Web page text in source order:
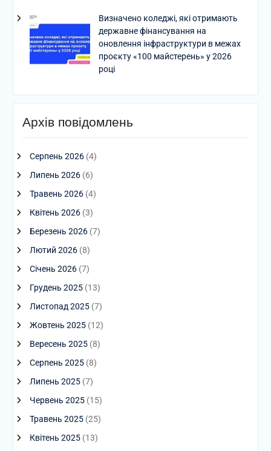
Визначено коледжі, які отримають
державне фінансування на
оновлення інфраструктури в межах
проєкту «100 майстерень» у 2026
році
Архів повідомлень
Серпень 2026(4)
Липень 2026(6)
Травень 2026(4)
Квітень 2026(3)
Березень 2026(7)
Лютий 2026(8)
Січень 2026(7)
Грудень 2025(13)
Листопад 2025(7)
Жовтень 2025(12)
Вересень 2025(8)
Серпень 2025(8)
Липень 2025(7)
Червень 2025(15)
Травень 2025(25)
Квітень 2025(13)